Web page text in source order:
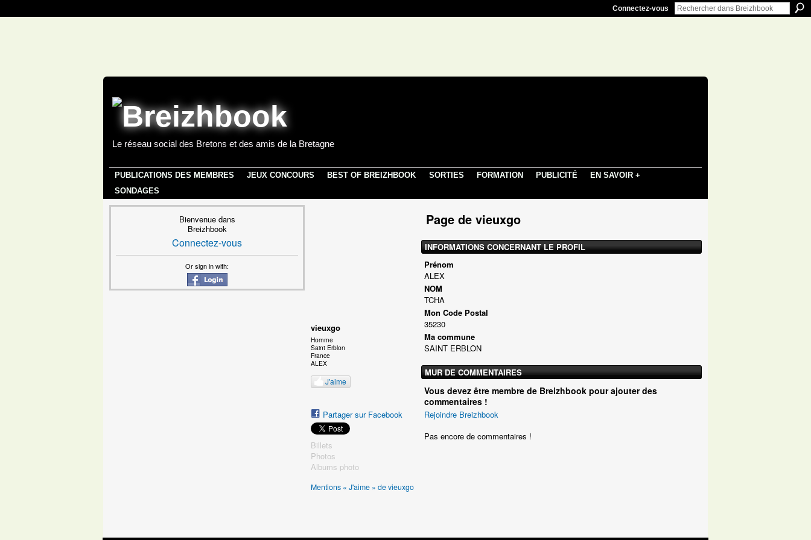
Connectez-vous
Le réseau social des Bretons et des amis de la Bretagne
PUBLICATIONS DES MEMBRES JEUX CONCOURS BEST OF BREIZHBOOK SORTIES FORMATION PUBLICITÉ
EN SAVOIR +
SONDAGES
Bienvenue dans
Breizhbook
Connectez-vous
Or sign in with:
vieuxgo
Homme
Saint Erblon
France
ALEX
J'aime
Partager sur Facebook
Billets
Photos
Albums photo
Mentions « J'aime » de vieuxgo
Page de vieuxgo
INFORMATIONS CONCERNANT LE PROFIL
Prénom
ALEX
NOM
TCHA
Mon Code Postal
35230
Ma commune
SAINT ERBLON
MUR DE COMMENTAIRES
Vous devez être membre de Breizhbook pour ajouter des
commentaires !
Rejoindre Breizhbook
Pas encore de commentaires !